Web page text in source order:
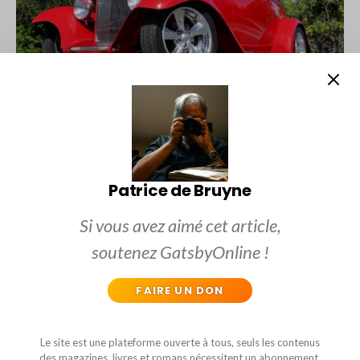
1932 FORD DEARBORN DEUCE ROADSTER
Le site-web satirique le plus sulfureux, déjanté, caustique,
francophonie mondiale !
Patrice de Bruyne
Si vous avez aimé cet article,
soutenez GatsbyOnline !
FAIRE UN DON
Le site est une plateforme ouverte à tous, seuls les contenus
des magazines, livres et romans nécessitent un abonnement.